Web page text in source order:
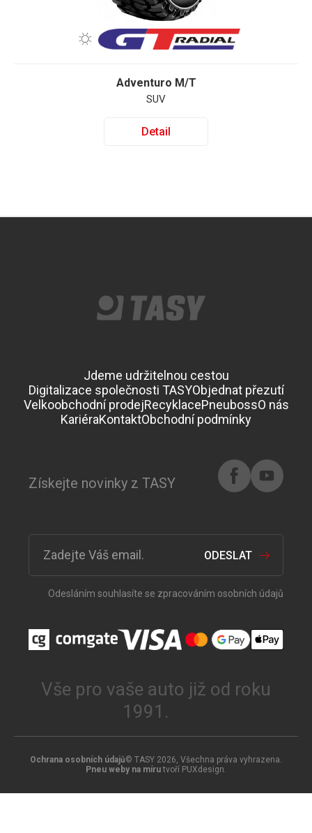
Adventuro M/T
SUV
Detail
Jdeme udržitelnou cestou
Digitalizace společnosti TASYObjednat přezutí
Velkoobchodní prodejRecyklacePneubossO nás
KariéraKontaktObchodní podmínky
Získejte novinky z TASY
ODESLAT
Odesláním souhlasíte se zpracováním osobních údajů
Vše pro vaše auto již od roku
1991.
Ochrana osobních údajů© TASY 2026, Všechna práva vyhrazena.
Pneu weby na mírutvoří PUXdesign.